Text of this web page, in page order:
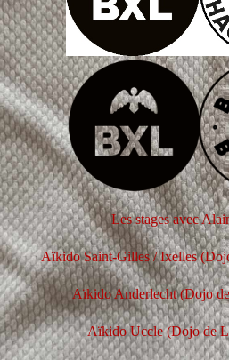
Les stages avec
Aïkido Saint-Gilles / Ixelles
Aïkido Anderlecht (Dojo
Aïkido Uccle (Dojo de